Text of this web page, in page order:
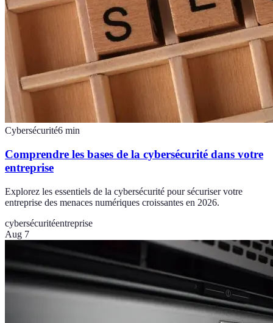
Cybersécurité6 min
Comprendre les bases de la cybersécurité dans votre
entreprise
Explorez les essentiels de la cybersécurité pour sécuriser votre
entreprise des menaces numériques croissantes en 2026.
cybersécuritéentreprise
Aug 7